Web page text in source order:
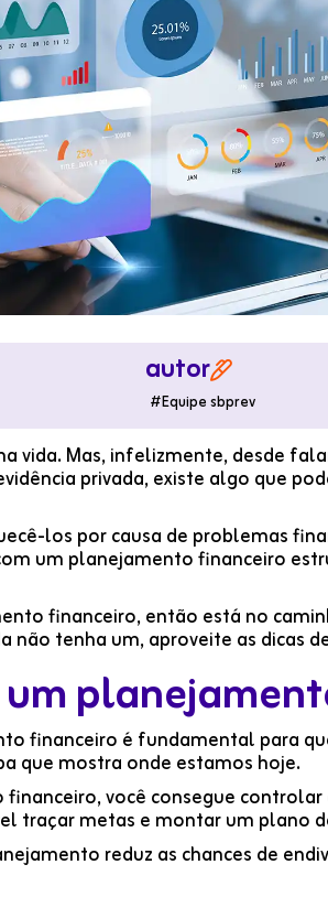
autor
#Equipe sbprev
vida. Mas, infelizmente, desde
privada, existe algo que
los por causa de problemas
um planejamento financeiro
financeiro, então está no
não tenha um, aproveite as dicas
financeiro é fundamental para
que mostra onde estamos hoje.
você consegue
traçar metas e montar um plano
reduz as chances de